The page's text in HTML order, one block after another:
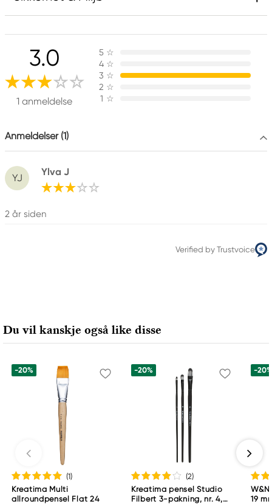
Ansvarlig EU
Winsor & Newton
Colart Sweden AB
Östra Långgatan 87
61930 Trosa, Sweden
3.0
1 anmeldelse
5 ☆
4 ☆
3 ☆
2 ☆
1 ☆
Anmeldelser (1)
YJ
Ylva J
2 år siden
Verified by Trustvoice
Du vil kanskje også like disse
-20%
(1)
Kreatima Multi
allroundpensel Flat 24
-20%
(2)
Kreatima pensel Studio
Filbert 3-pakning, nr. 4,
-
19